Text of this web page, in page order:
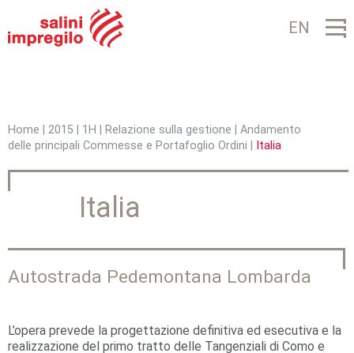
Jump to navigation EN
T
u
u
Home 2015 1H Relazione sulla gestione
Andamento
delle principali Commesse e Portafoglio Ordini
Italia
Italia
Autostrada Pedemontana Lombarda
L’opera prevede la progettazione definitiva ed esecutiva e la
realizzazione del primo tratto delle Tangenziali di Como e